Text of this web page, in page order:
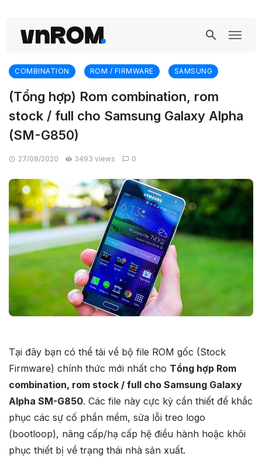
COMBINATION ROM / FIRMWARE SAMSUNG
(Tổng hợp) Rom combination, rom
stock / full cho Samsung Galaxy Alpha
(SM-G850)
27/08/2020 3493 views 0
Tại đây bạn có thể tải về bộ file ROM gốc (Stock
Firmware) chính thức mới nhất cho Tổng hợp Rom
combination, rom stock / full cho Samsung Galaxy
Alpha SM-G850. Các file này cực kỳ cần thiết để khắc
phục các sự cố phần mềm, sửa lỗi treo logo
(bootloop), nâng cấp/hạ cấp hệ điều hành hoặc khôi
phục thiết bị về trạng thái nhà sản xuất.